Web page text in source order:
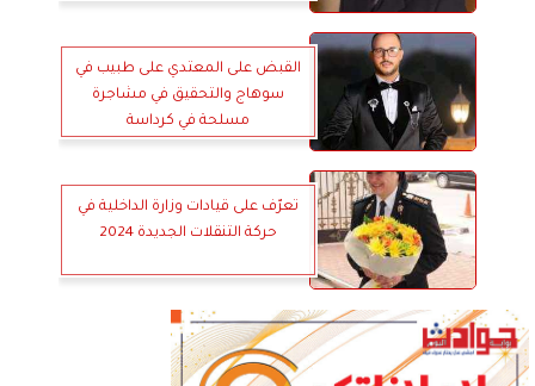
القبض على المعتدي على طبيب في
سوهاج والتحقيق في مشاجرة
مسلحة في كرداسة
تعرّف على قيادات وزارة الداخلية في
حركة التنقلات الجديدة 2024